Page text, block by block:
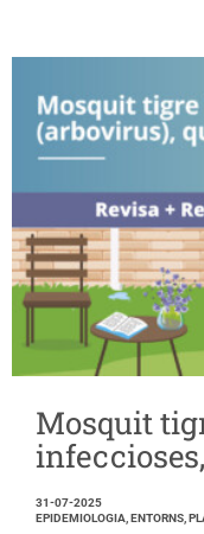
Mosquit
31-07-2025
EPIDEMIOLOGIA, ENTORNS,